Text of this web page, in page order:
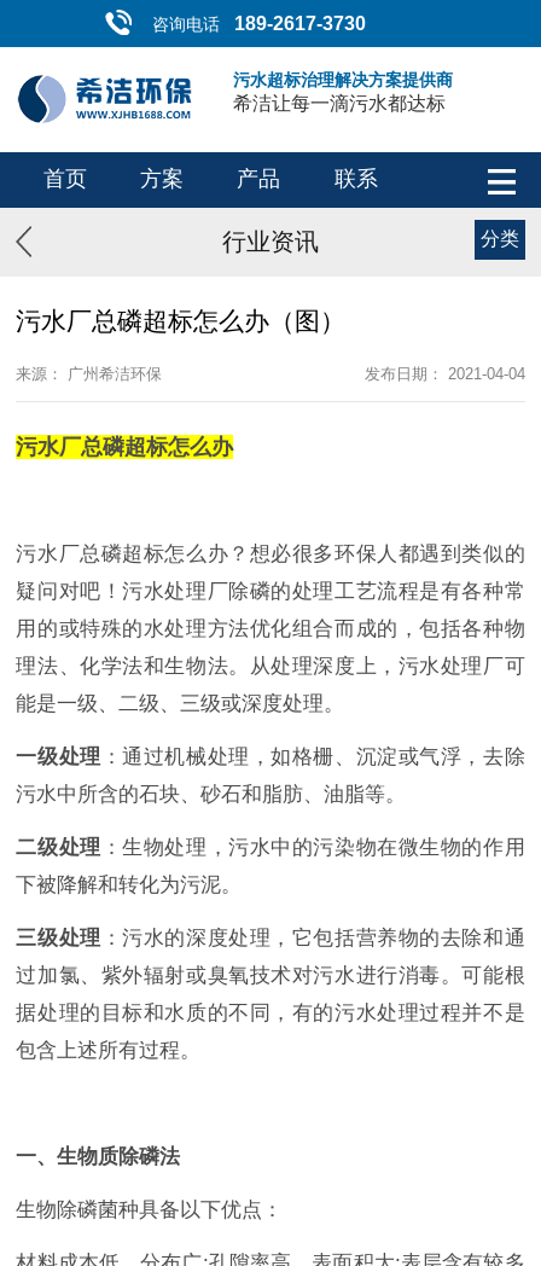
咨询电话 189-2617-3730
污水超标治理解决方案提供商
希洁让每一滴污水都达标
首页 方案 产品 联系
行业资讯 分类
污水厂总磷超标怎么办（图）
来源： 广州希洁环保 发布日期： 2021-04-04
污水厂总磷超标怎么办
污水厂总磷超标怎么办？想必很多环保人都遇到类似的
疑问对吧！污水处理厂除磷的处理工艺流程是有各种常
用的或特殊的水处理方法优化组合而成的，包括各种物
理法、化学法和生物法。从处理深度上，污水处理厂可
能是一级、二级、三级或深度处理。
一级处理 ：通过机械处理，如格栅、沉淀或气浮，去除
污水中所含的石块、砂石和脂肪、油脂等。
二级处理 ：生物处理，污水中的污染物在微生物的作用
下被降解和转化为污泥。
三级处理 ：污水的深度处理，它包括营养物的去除和通
过加氯、紫外辐射或臭氧技术对污水进行消毒。可能根
据处理的目标和水质的不同，有的污水处理过程并不是
包含上述所有过程。
一、生物质除磷法
生物除磷菌种具备以下优点：